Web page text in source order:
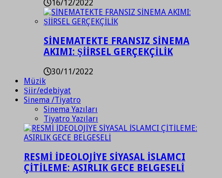
16/12/2022
SİNEMATEKTE FRANSIZ SİNEMA
AKIMI: ŞİİRSEL GERÇEKÇİLİK
30/11/2022
Müzik
Şiir/edebiyat
Sinema /Tiyatro
Sinema Yazıları
Tiyatro Yazıları
RESMİ İDEOLOJİYE SİYASAL İSLAMCI
ÇİTİLEME: ASIRLIK GECE BELGESELİ